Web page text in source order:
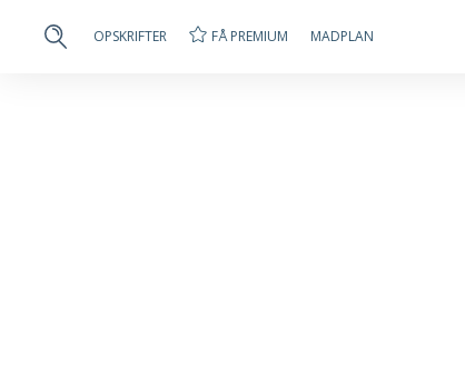
OPSKRIFTER FÅ PREMIUM MADPLAN